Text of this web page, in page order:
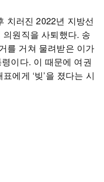
치러진 2022년 지방선
원직을 사퇴했다. 송
를 거쳐 물려받은 이가
이다. 이 때문에 여권
에게 ‘빚’을 졌다는 시